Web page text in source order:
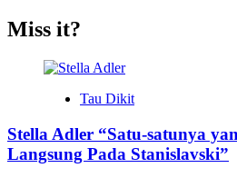
Miss it?
Tau Dikit
Stella Adler “Satu-satunya
Langsung Pada Stanislavski”